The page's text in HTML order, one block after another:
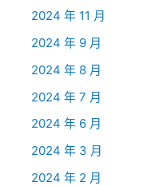
2024 年 11 月
2024 年 9 月
2024 年 8 月
2024 年 7 月
2024 年 6 月
2024 年 3 月
2024 年 2 月